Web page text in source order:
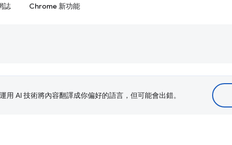
誌 Chrome 新功能
用 AI 技術將內容翻譯成你偏好的語言，但可能會出錯。